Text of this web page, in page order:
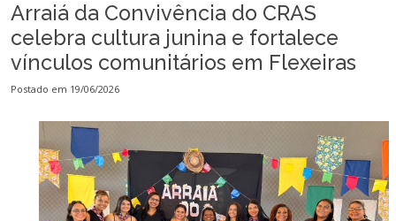
Arraiá da Convivência do CRAS
celebra cultura junina e fortalece
vínculos comunitários em Flexeiras
Postado em 19/06/2026